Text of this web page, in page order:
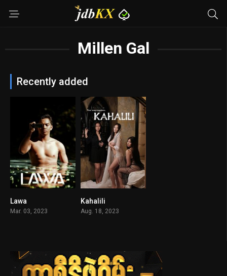
Millen Gal
Recently added
Lawa
Mar. 03, 2023
Kahalili
Aug. 18, 2023